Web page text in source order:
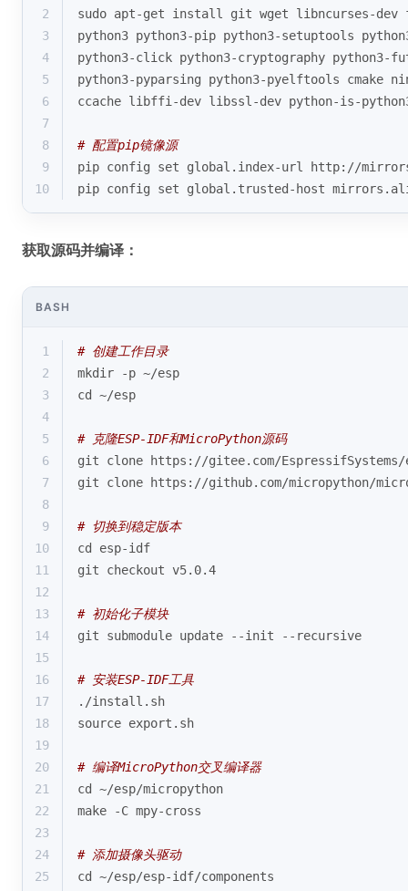
2
sudo apt-get install git wget libncurses-
3
python3 python3-pip python3-setuptools
4
python3-click python3-cryptography python3-
5
python3-pyparsing python3-pyelftools cmake
6
ccache libffi-dev libssl-dev python-is-
7
8
# 配置pip镜像源
9
pip config set global.index-url http://
10
pip config set global.trusted-host
获取源码并编译：
BASH
1
# 创建工作目录
2
mkdir -p ~/esp
3
cd
~/esp
4
5
# 克隆ESP-IDF和MicroPython源码
6
git clone https://gitee.com/
7
git clone https://github.com/micropython/
8
9
# 切换到稳定版本
10
cd
esp-idf
11
git checkout v5.0.4
12
13
# 初始化子模块
14
git submodule update --init --recursive
15
16
# 安装ESP-IDF工具
17
./install.sh
18
source export.sh
19
20
# 编译MicroPython交叉编译器
21
cd
~/esp/micropython
22
make -C mpy-cross
23
24
# 添加摄像头驱动
25
cd
~/esp/esp-idf/components